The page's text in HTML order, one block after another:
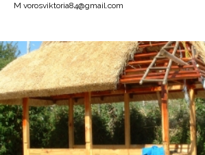
M vorosviktoria84@gmail.com